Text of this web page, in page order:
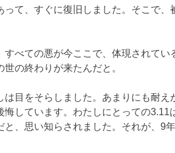
て、すぐに復旧しました。そこで
べての悪が今ここで、体現されて
の終わりが来たんだと。
目をそらしました。あまりにも耐
しています。わたしにとっての3.11
、思い知らされました。それが、9